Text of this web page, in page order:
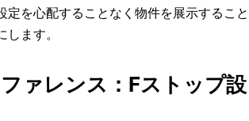
定を心配することなく物件を展示すること
ます。
ァレンス：Fストップ設